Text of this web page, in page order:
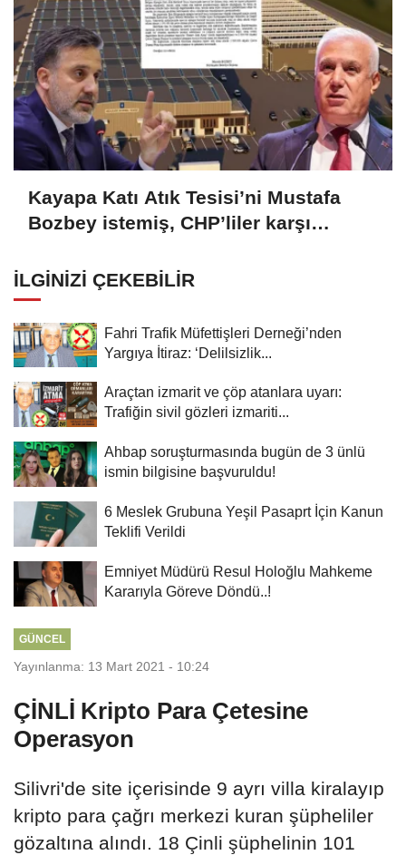
Kayapa Katı Atık Tesisi’ni Mustafa
Bozbey istemiş, CHP’liler karşı
İLGINIZI ÇEKEBILIR
Fahri Trafik Müfettişleri Derneği’nden
Yargıya İtiraz: ‘Delilsizlik...
Araçtan izmarit ve çöp atanlara uyarı:
Trafiğin sivil gözleri izmariti...
Ahbap soruşturmasında bugün de 3 ünlü
ismin bilgisine başvuruldu!
6 Meslek Grubuna Yeşil Pasaprt İçin Kanun
Teklifi Verildi
Emniyet Müdürü Resul Holoğlu Mahkeme
Kararıyla Göreve Döndü..!
GÜNCEL
Yayınlanma: 13 Mart 2021 - 10:24
ÇİNLİ Kripto Para Çetesine
Operasyon
Silivri'de site içerisinde 9 ayrı villa kiralayıp
kripto para çağrı merkezi kuran şüpheliler
gözaltına alındı. 18 Çinli şüphelinin 101